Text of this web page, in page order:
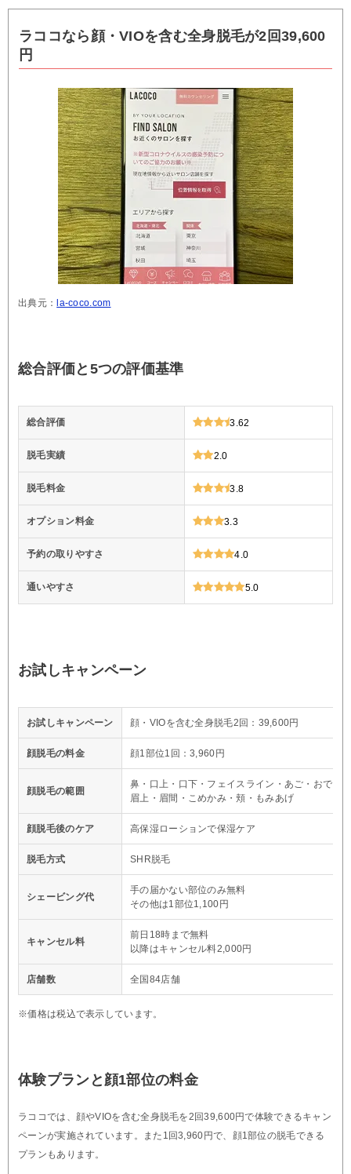
ラココなら顔・VIOを含む全身脱毛が2回39,600
円
出典元： la-coco.com
総合評価と5つの評価基準
総合評価 3.62
脱毛実績 2.0
脱毛料金 3.8
オプション料金 3.3
予約の取りやすさ 4.0
通いやすさ 5.0
お試しキャンペーン
お試しキャンペーン 顔・VIOを含む全身脱毛2回：39,600円
顔脱毛の料金 顔1部位1回：3,960円
顔脱毛の範囲
鼻・口上・口下・フェイスライン・あご・おでこ・
眉上・眉間・こめかみ・頬・もみあげ
顔脱毛後のケア 高保湿ローションで保湿ケア
脱毛方式 SHR脱毛
シェービング代
手の届かない部位のみ無料
その他は1部位1,100円
キャンセル料
前日18時まで無料
以降はキャンセル料2,000円
店舗数 全国84店舗
※価格は税込で表示しています。
体験プランと顔1部位の料金
ラココでは、顔やVIOを含む全身脱毛を2回39,600円で体験できるキャン
ペーンが実施されています。また1回3,960円で、顔1部位の脱毛できる
プランもあります。